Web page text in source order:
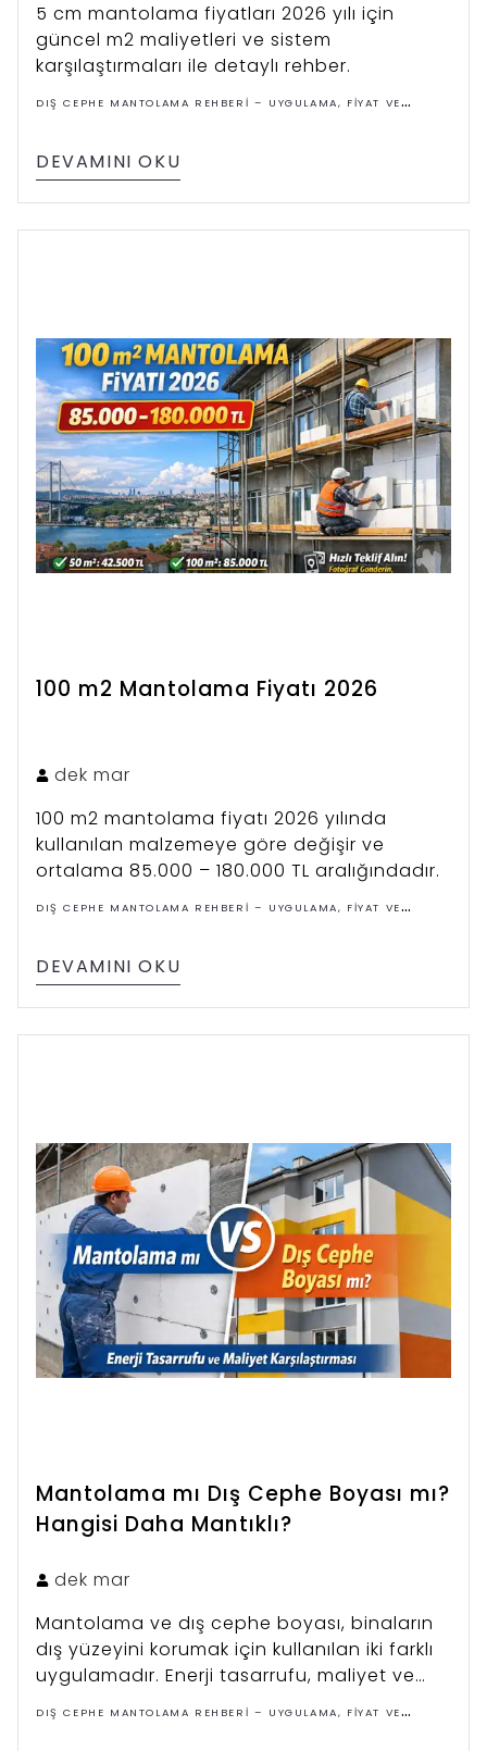
5 cm mantolama fiyatları 2026 yılı için
güncel m2 maliyetleri ve sistem
karşılaştırmaları ile detaylı rehber.
DIŞ CEPHE MANTOLAMA REHBERI – UYGULAMA, FIYAT VE
DEVAMINI OKU
100 m2 Mantolama Fiyatı 2026
dek mar
100 m2 mantolama fiyatı 2026 yılında
kullanılan malzemeye göre değişir ve
ortalama 85.000 – 180.000 TL aralığındadır.
DIŞ CEPHE MANTOLAMA REHBERI – UYGULAMA, FIYAT VE
DEVAMINI OKU
Mantolama mı Dış Cephe Boyası mı?
Hangisi Daha Mantıklı?
dek mar
Mantolama ve dış cephe boyası, binaların
dış yüzeyini korumak için kullanılan iki farklı
uygulamadır. Enerji tasarrufu, maliyet ve
uzun ömür açısından hangisinin daha
avantajlı olduğunu bu rehberde detaylı
DIŞ CEPHE MANTOLAMA REHBERI – UYGULAMA, FIYAT VE